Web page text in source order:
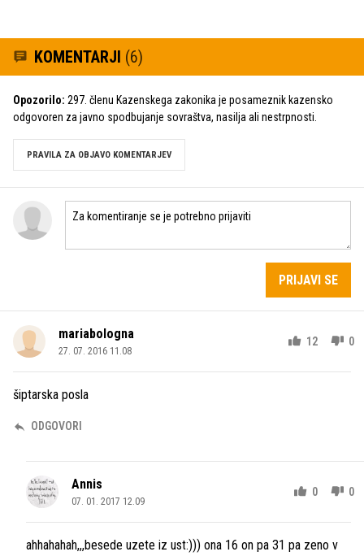
KOMENTARJI (6)
Opozorilo: 297. členu Kazenskega zakonika je posameznik kazensko
odgovoren za javno spodbujanje sovraštva, nasilja ali nestrpnosti.
PRAVILA ZA OBJAVO KOMENTARJEV
PRIJAVI SE
mariabologna
27. 07. 2016 11.08
12 0
šiptarska posla
ODGOVORI
Annis
07. 01. 2017 12.09
0 0
ahhahahah,,,besede uzete iz ust:))) ona 16 on pa 31 pa zeno v